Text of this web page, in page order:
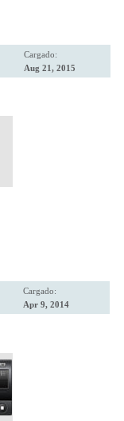
Cargado:
Aug 21, 2015
Cargado:
Apr 9, 2014